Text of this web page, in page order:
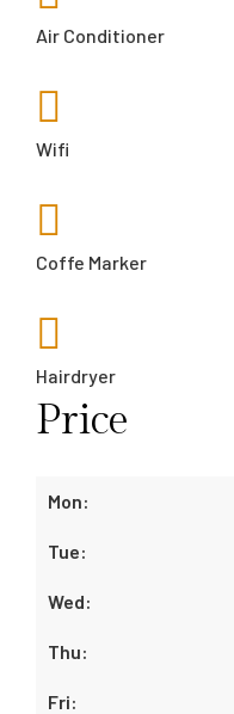
Air Conditioner
Wifi
Coffe Marker
Hairdryer
Price